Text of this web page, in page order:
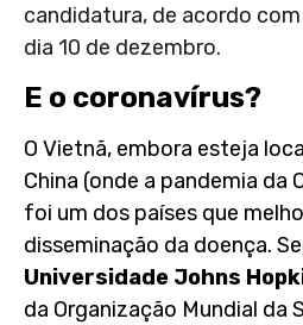
candidatura, de acordo
dia 10 de dezembro.
E o coronavírus?
O Vietnã, embora esteja
China (onde a pandemia da
foi um dos países que
disseminação da doença.
Universidade Johns
da Organização Mundial da